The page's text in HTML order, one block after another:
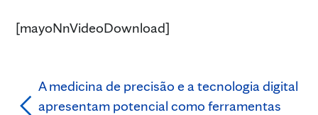
[mayoNnVideoDownload]
A medicina de precisão e a tecnologia digital
apresentam potencial como ferramentas